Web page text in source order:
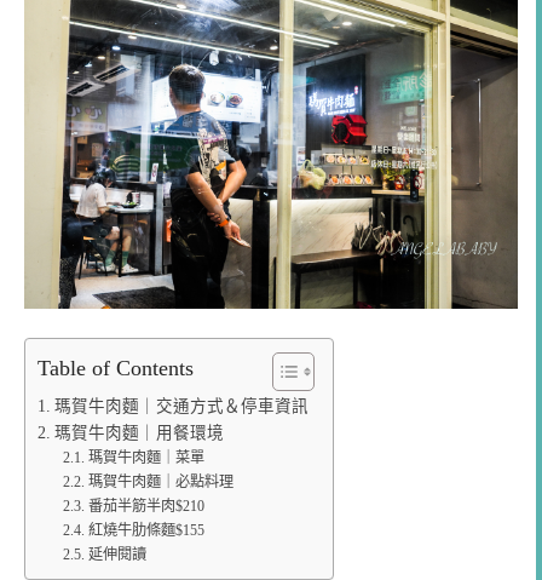
Table of Contents
瑪賀牛肉麵｜交通方式＆停車資訊
瑪賀牛肉麵｜用餐環境
瑪賀牛肉麵｜菜單
瑪賀牛肉麵｜必點料理
番茄半筋半肉$210
紅燒牛肋條麵$155
延伸閱讀